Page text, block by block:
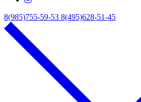
8(985)755-59-53 8(495)628-51-45